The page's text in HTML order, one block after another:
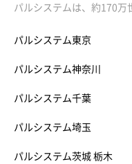
パルシステムは、約170万
パルシステム東京
パルシステム神奈川
パルシステム千葉
パルシステム埼玉
パルシステム茨城 栃木